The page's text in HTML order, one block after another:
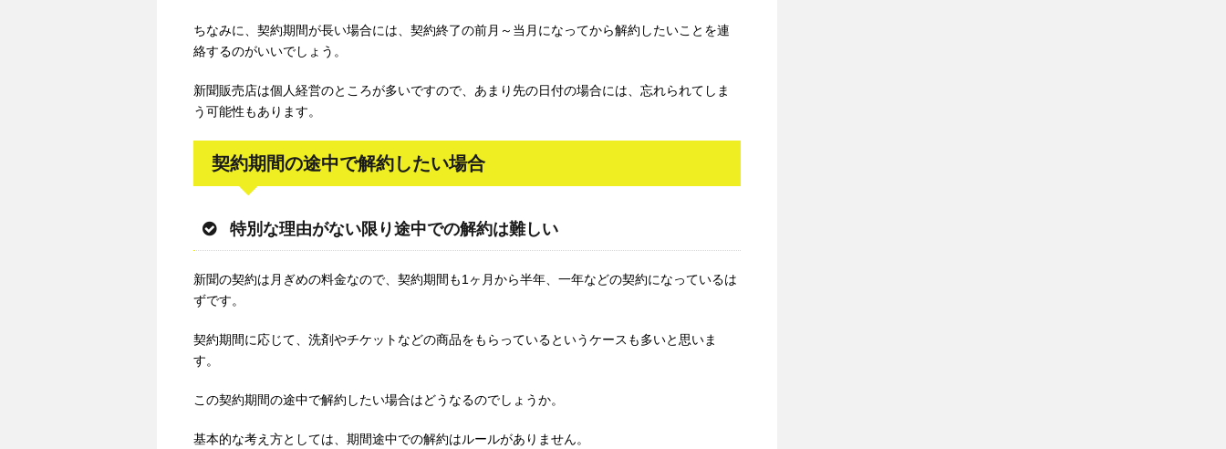
ちなみに、契約期間が長い場合には、契約終了の前月～当月になってから解約したいことを連
絡するのがいいでしょう。
新聞販売店は個人経営のところが多いですので、あまり先の日付の場合には、忘れられてしま
う可能性もあります。
契約期間の途中で解約したい場合
特別な理由がない限り途中での解約は難しい
新聞の契約は月ぎめの料金なので、契約期間も1ヶ月から半年、一年などの契約になっているは
ずです。
契約期間に応じて、洗剤やチケットなどの商品をもらっているというケースも多いと思いま
す。
この契約期間の途中で解約したい場合はどうなるのでしょうか。
基本的な考え方としては、期間途中での解約はルールがありません。